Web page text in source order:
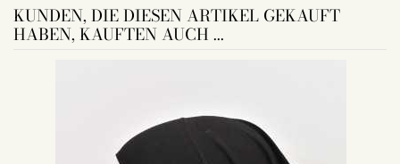
KUNDEN, DIE DIESEN ARTIKEL GEKAUFT
HABEN, KAUFTEN AUCH ...